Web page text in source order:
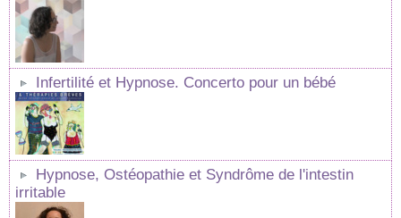
Infertilité et Hypnose. Concerto pour un bébé
Hypnose, Ostéopathie et Syndrôme de l'intestin
irritable